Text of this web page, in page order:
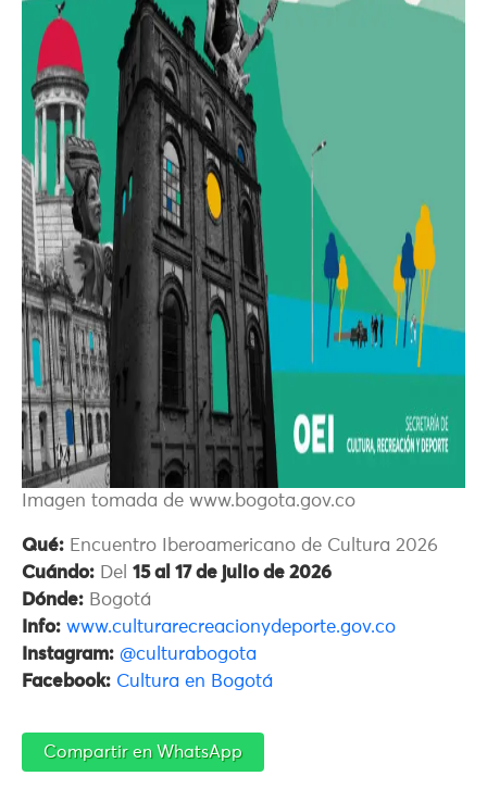
Imagen tomada de www.bogota.gov.co
Qué: Encuentro Iberoamericano de Cultura 2026
Cuándo: Del 15 al 17 de julio de 2026
Dónde: Bogotá
Info: www.culturarecreacionydeporte.gov.co
Instagram: @culturabogota
Facebook: Cultura en Bogotá
Compartir en WhatsApp